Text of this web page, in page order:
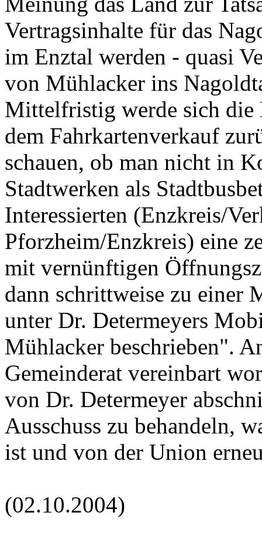
Vertragsinhalte für das
im Enztal werden - quasi
von Mühlacker ins
Mittelfristig werde sich die
dem Fahrkartenverkauf
schauen, ob man nicht in
Stadtwerken als
Interessierten (Enzkreis/
Pforzheim/Enzkreis) eine
mit vernünftigen
dann schrittweise zu einer
unter Dr. Determeyers
Mühlacker beschrieben".
Gemeinderat vereinbart
von Dr. Determeyer
Ausschuss zu behandeln,
ist und von der Union
(02.10.2004)